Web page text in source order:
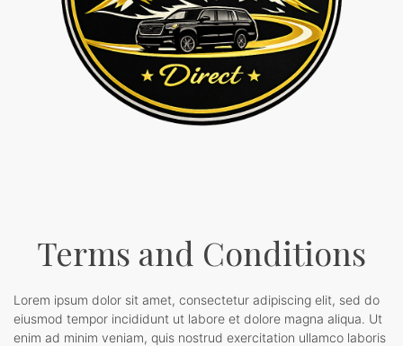
Terms and Conditions
Lorem ipsum dolor sit amet, consectetur adipiscing elit, sed do
eiusmod tempor incididunt ut labore et dolore magna aliqua. Ut
enim ad minim veniam, quis nostrud exercitation ullamco laboris